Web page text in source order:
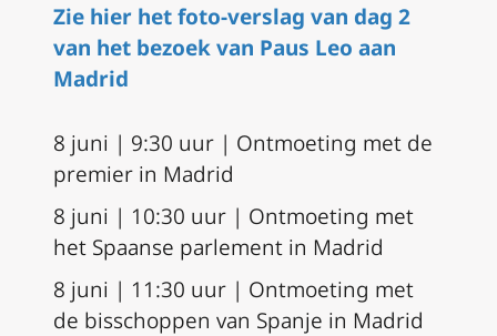
Zie hier het foto-verslag van dag 2
van het bezoek van Paus Leo aan
Madrid
8 juni | 9:30 uur | Ontmoeting met de
premier in Madrid
8 juni | 10:30 uur | Ontmoeting met
het Spaanse parlement in Madrid
8 juni | 11:30 uur | Ontmoeting met
de bisschoppen van Spanje in Madrid